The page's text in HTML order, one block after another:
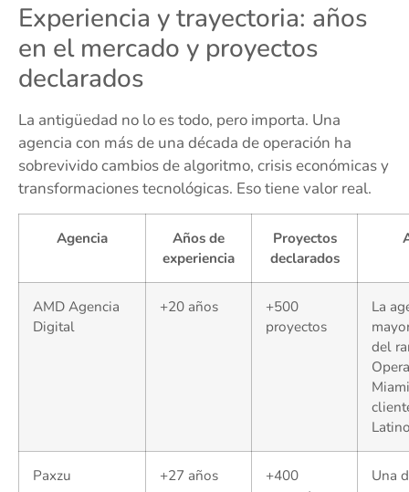
Experiencia y trayectoria: años
en el mercado y proyectos
declarados
La antigüedad no lo es todo, pero importa. Una
agencia con más de una década de operación ha
sobrevivido cambios de algoritmo, crisis económicas y
transformaciones tecnológicas. Eso tiene valor real.
Agencia
Años de
experiencia
Proyectos
declarados
AMD Agencia
Digital
+20 años
+500
proyectos
La
del
Paxzu +27 años
+400
Una